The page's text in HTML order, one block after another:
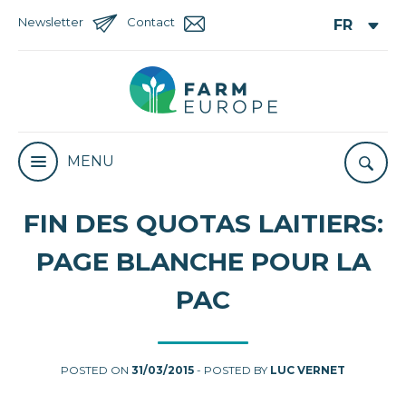
Newsletter Contact
MENU
FIN DES QUOTAS LAITIERS:
PAGE BLANCHE POUR LA
PAC
POSTED ON 31/03/2015 - POSTED BY LUC VERNET